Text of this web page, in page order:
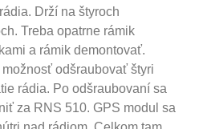
Drží na štyroch
Treba opatrne rámik
a rámik demontovať.
odšraubovať štyri
rádia. Po odšraubovaní sa
za RNS 510. GPS modul sa